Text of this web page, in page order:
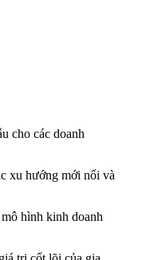
cho các doanh
xu hướng mới nổi và
hình kinh doanh